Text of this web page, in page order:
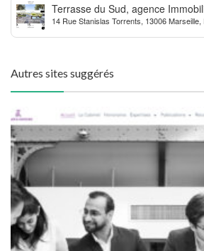
Terrasse du Sud, agence
14 Rue Stanislas Torrents, 13006
Autres sites suggérés